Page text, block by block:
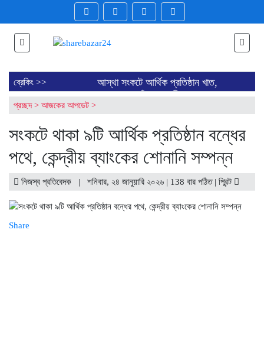
ব্রেকিং >>
আস্থা সংকটে আর্থিক প্রতিষ্ঠান খাত,
বন্ধের পথে পাঁচ কোম্পানি
ডিএসইতে লেনদেনের শীর্ষ ১০
কোম্পানির তালিকা প্রকাশ
ডিএসইতে দর হ্রাস পাওয়া শীর্ষ ১০
কোম্পানির তালিকা প্রকাশ
ডিএসইতে দর বৃদ্ধি পাওয়া শীর্ষ ১০
কোম্পানির তালিকা প্রকাশ
বাজারে অস্থিরতা, মনিটরিং বাড়ানোর
প্রচ্ছদ> আজকের আপডেট >
সংকটে থাকা ৯টি আর্থিক প্রতিষ্ঠান বন্ধের
পথে, কেন্দ্রীয় ব্যাংকের শোনানি সম্পন্ন
নিজস্ব প্রতিবেদক | শনিবার, ২৪ জানুয়ারি ২০২৬ | 138 বার পঠিত | প্রিন্ট
Share